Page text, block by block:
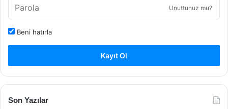
Unuttunuz mu?
Beni hatırla
Kayıt Ol
Son Yazılar